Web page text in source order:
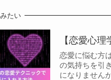
たい
【恋愛心
恋愛に悩む方
の気持ちを引
になりません